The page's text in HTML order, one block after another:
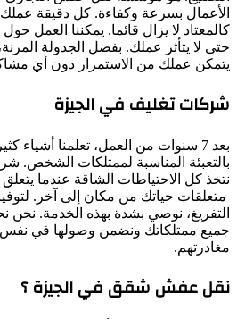
الأعمال بسرعة وكفاءة. كل دقيقة عملك
كالمعتاد لا يزال قائما. يمكننا العمل
حتى لا يتأثر عملك. بفضل الجدولة
يتمكن عملك من الاستمرار دون أي
شركات تغليف في الجيزة
بعد 7 سنوات من العمل، تعلمنا أشياء
بالتعبئة المناسبة لممتلكات الشخص.
نتخذ كل الاحتياطات الشاقة عندما
متعلقات حياتك من مكان إلى آخر.
التفريغ، نوصي بشدة بهذه الخدمة.
جميع ممتلكاتك ونضمن وصولها في نفس
مغادرتهم.
نقل عفش شقق في الجيزة ؟